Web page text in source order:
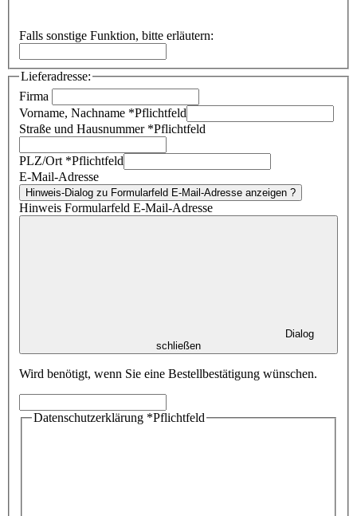
Falls sonstige Funktion, bitte erläutern:
Lieferadresse:
Firma
Vorname, Nachname *Pflichtfeld
Straße und Hausnummer *Pflichtfeld
PLZ/Ort *Pflichtfeld
E-Mail-Adresse
Hinweis-Dialog zu Formularfeld E-Mail-Adresse anzeigen ?
Hinweis Formularfeld E-Mail-Adresse
Dialog
schließen
Wird benötigt, wenn Sie eine Bestellbestätigung wünschen.
Datenschutzerklärung *Pflichtfeld